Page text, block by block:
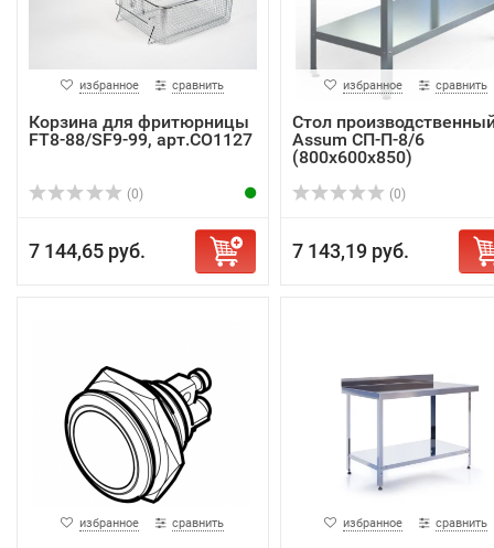
избранное сравнить
Корзина для фритюрницы
FT8-88/SF9-99, арт.CO1127
(0)
7 144,65 руб.
избранное сравнить
Стол
Assum СП-П-8/6
(800х600х850)
(0)
7 143,19 руб.
избранное сравнить избранное сравнить